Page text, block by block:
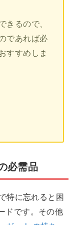
きるので、
であれば必
すすめしま
必需品
特に忘れると困
ドです。その他